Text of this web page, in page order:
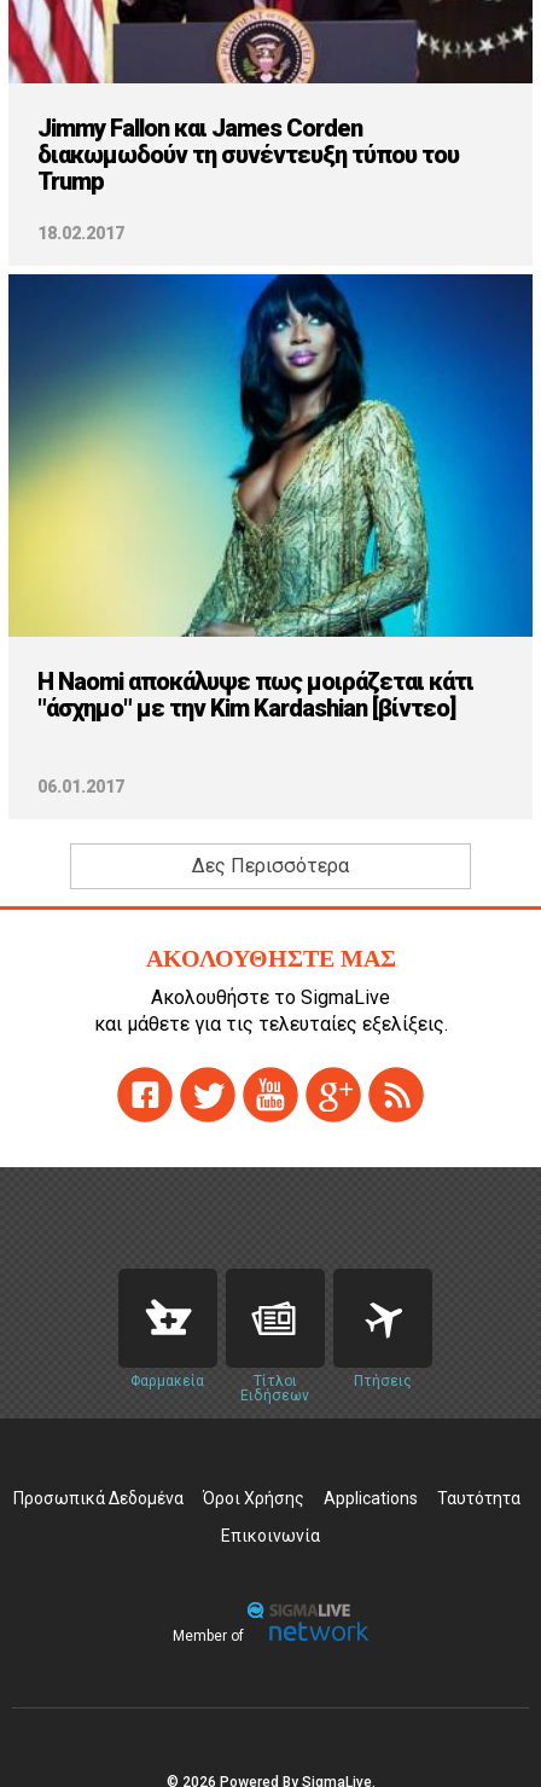
Jimmy Fallon και James Corden
διακωμωδούν τη συνέντευξη τύπου του
Trump
18.02.2017
H Naomi αποκάλυψε πως μοιράζεται κάτι
"άσχημο" με την Kim Kardashian [βίντεο]
06.01.2017
Δες Περισσότερα
ΑΚΟΛΟΥΘΗΣΤΕ ΜΑΣ
Ακολουθήστε το SigmaLive
και μάθετε για τις τελευταίες εξελίξεις.
Φαρμακεία
Τίτλοι
Ειδήσεων
Πτήσεις
Προσωπικά Δεδομένα Όροι Χρήσης Applications
Ταυτότητα
Επικοινωνία
Member of
© 2026 Powered By SigmaLive.